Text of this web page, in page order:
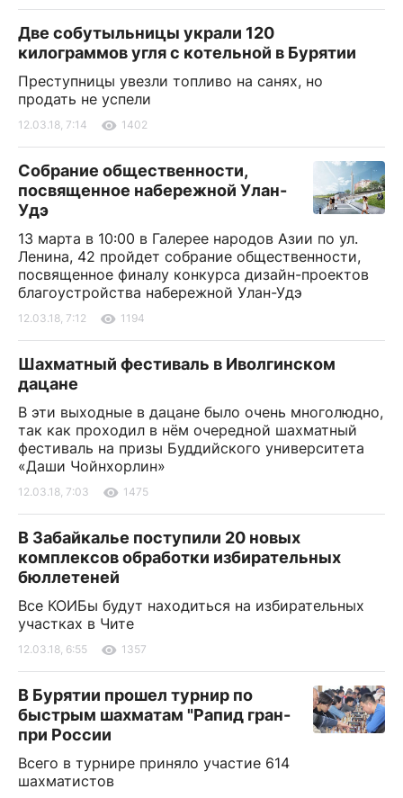
Две собутыльницы украли 120
килограммов угля с котельной в Бурятии
Преступницы увезли топливо на санях, но
продать не успели
12.03.18, 7:14 1402
Собрание общественности,
посвященное набережной Улан-
Удэ
13 марта в 10:00 в Галерее народов Азии по ул.
Ленина, 42 пройдет собрание общественности,
посвященное финалу конкурса дизайн-проектов
благоустройства набережной Улан-Удэ
12.03.18, 7:12 1194
Шахматный фестиваль в Иволгинском
дацане
В эти выходные в дацане было очень многолюдно,
так как проходил в нём очередной шахматный
фестиваль на призы Буддийского университета
«Даши Чойнхорлин»
12.03.18, 7:03 1475
В Забайкалье поступили 20 новых
комплексов обработки избирательных
бюллетеней
Все КОИБы будут находиться на избирательных
участках в Чите
12.03.18, 6:55 1357
В Бурятии прошел турнир по
быстрым шахматам "Рапид гран-
при России
Всего в турнире приняло участие 614
шахматистов